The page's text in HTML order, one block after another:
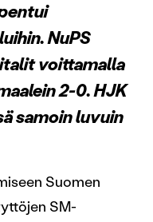
NuPS
voittamalla
2-0. HJK
samoin luvuin
Suomen
SM-